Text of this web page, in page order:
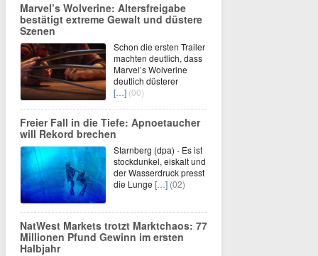
Marvel’s Wolverine: Altersfreigabe
bestätigt extreme Gewalt und düstere
Szenen
Schon die ersten Trailer
machten deutlich, dass
Marvel’s Wolverine
deutlich düsterer
[…] (00)
Freier Fall in die Tiefe: Apnoetaucher
will Rekord brechen
Starnberg (dpa) - Es ist
stockdunkel, eiskalt und
der Wasserdruck presst
die Lunge […] (02)
NatWest Markets trotzt Marktchaos: 77
Millionen Pfund Gewinn im ersten
Halbjahr